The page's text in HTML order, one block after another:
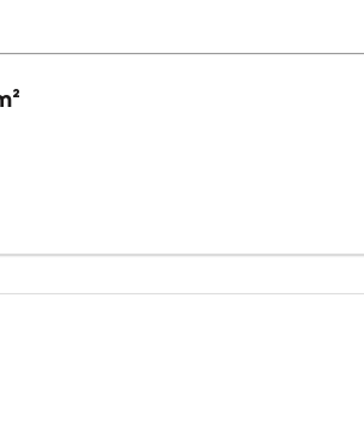
situé au 1er étage avec ascenseur